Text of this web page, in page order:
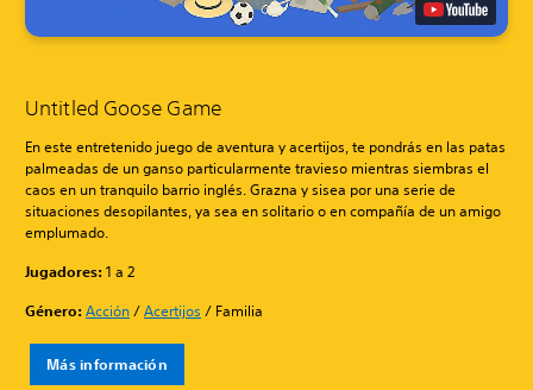
Untitled Goose Game
En este entretenido juego de aventura y acertijos, te pondrás en las patas
palmeadas de un ganso particularmente travieso mientras siembras el
caos en un tranquilo barrio inglés. Grazna y sisea por una serie de
situaciones desopilantes, ya sea en solitario o en compañía de un amigo
emplumado.
Jugadores:1 a 2
Género:Acción/Acertijos / Familia
Más información